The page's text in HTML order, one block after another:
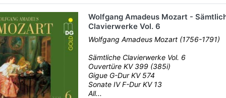
Wolfgang Amadeus Mozart -
Clavierwerke Vol. 6
Wolfgang Amadeus Mozart (1756-1791)
Sämtliche Clavierwerke Vol. 6
Ouvertüre KV 399 (385i)
Gigue G-Dur KV 574
Sonate IV F-Dur KV 13
All...